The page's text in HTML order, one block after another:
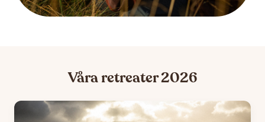
Våra retreater 2026